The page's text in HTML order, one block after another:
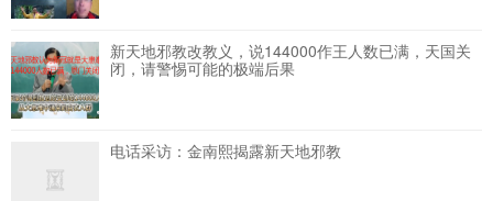
新天地邪教改教义，说144000作王人数已满，天国关
闭，请警惕可能的极端后果
电话采访：金南熙揭露新天地邪教